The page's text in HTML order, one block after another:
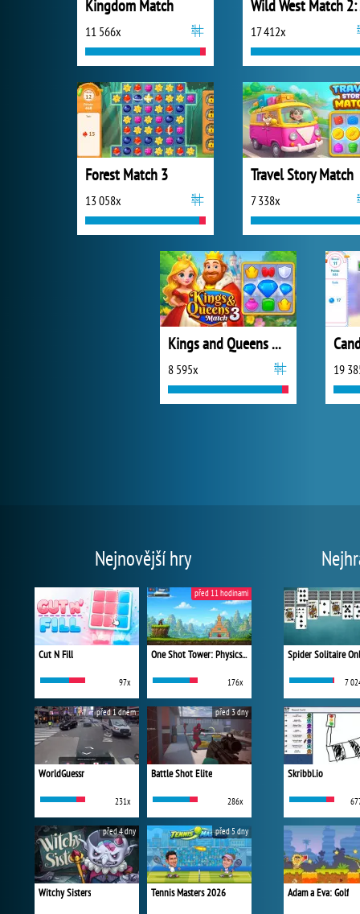
Kingdom Match
11 566x 17 412x
Forest Match 3
13 058x
Travel Story Match
7 338x
Kings and Queens Match 3
8 595x 19
Nejnovější hry
Cut N Fill
97x
One Shot Tower: Physics Destroyer
176x
před 11 hodinami
WorldGuessr
231x
před 1 dnem
Battle Shot Elite
286x
před 3 dny
Witchy Sisters
před 4 dny
Tennis Masters 2026
před 5 dny
Spider Solitaire
7
Skribbl.io
Adam a Eva: Golf